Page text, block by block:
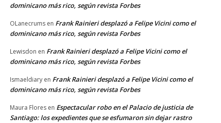
dominicano más rico, según revista Forbes
OLanecrums en Frank Rainieri desplazó a Felipe Vicini como el
dominicano más rico, según revista Forbes
Lewisdon en Frank Rainieri desplazó a Felipe Vicini como el
dominicano más rico, según revista Forbes
Ismaeldiary en Frank Rainieri desplazó a Felipe Vicini como el
dominicano más rico, según revista Forbes
Maura Flores en Espectacular robo en el Palacio de justicia de
Santiago: los expedientes que se esfumaron sin dejar rastro